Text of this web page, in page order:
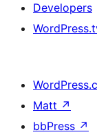
Developers
Matt ↗
bbPress ↗